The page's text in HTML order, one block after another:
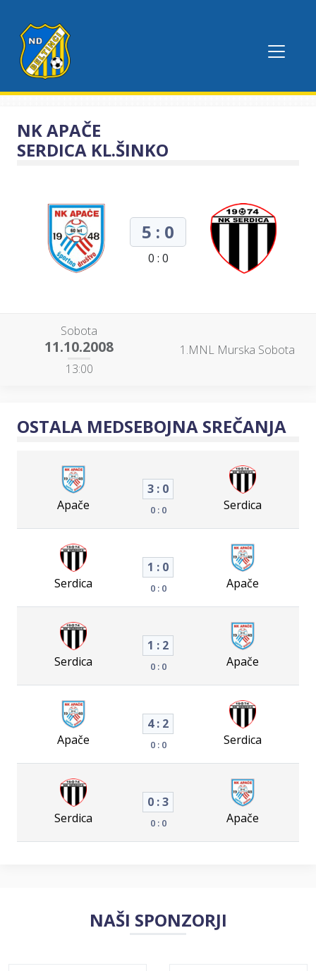
NK APAČE
SERDICA KL.ŠINKO
5 : 0
0 : 0
Sobota
11.10.2008
13:00
1.MNL Murska Sobota
OSTALA MEDSEBOJNA SREČANJA
Apače
3 : 0
0 : 0 Serdica
Serdica
1 : 0
0 : 0 Apače
Serdica
1 : 2
0 : 0 Apače
Apače
4 : 2
0 : 0 Serdica
Serdica
0 : 3
0 : 0 Apače
NAŠI SPONZORJI